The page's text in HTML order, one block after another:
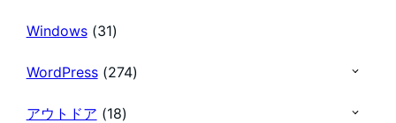
Windows(31)
WordPress(274)
アウトドア (18)